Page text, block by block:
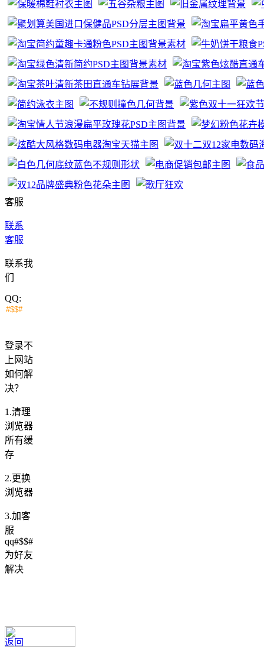
客服
联系
客服
联系我
们
QQ:
登录不
上网站
如何解
决？
1.清理
浏览器
所有缓
存
2.更换
浏览器
3.加客
服
qq#$$#
为好友
解决
返回